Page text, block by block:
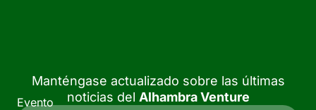
Evento
Manténgase actualizado sobre las últimas
noticias del Alhambra Venture